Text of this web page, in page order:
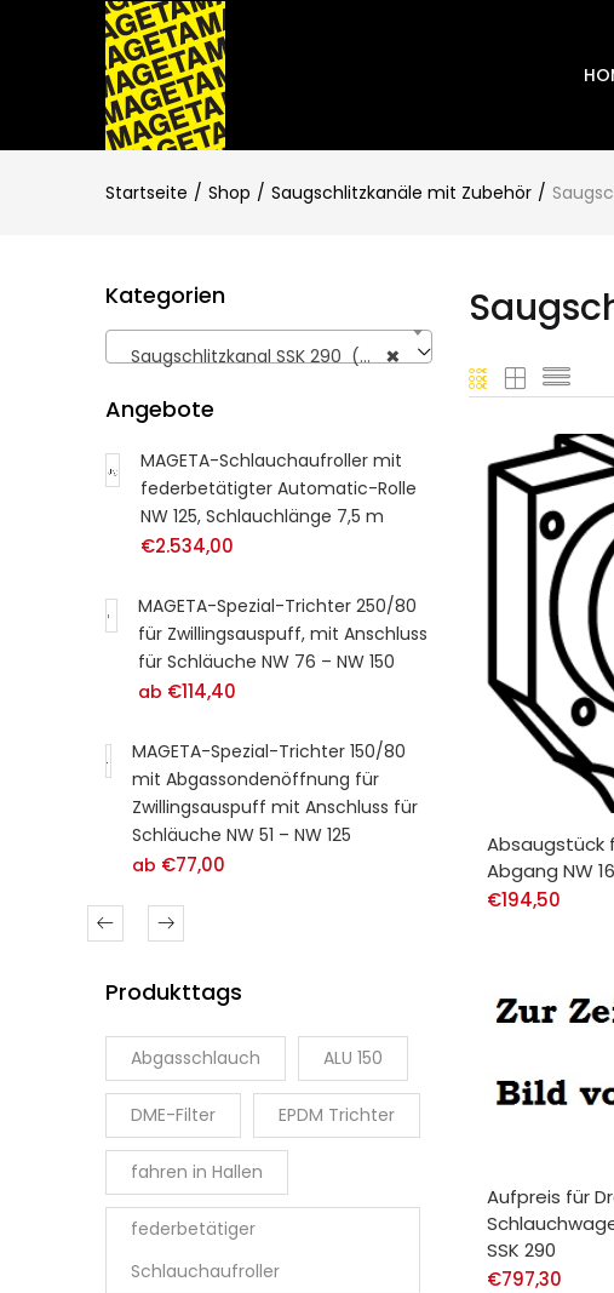
Startseite Shop Saugschlitzkanäle mit Zubehör
Absaugstück
Abgang NW
€194,50
Aufpreis für
SSK 290
€797,30
Kategorien
×
Saugschlitzkanal SSK 290 (39)
Angebote
MAGETA-Schlauchaufroller mit
federbetätigter Automatic-Rolle
NW 125, Schlauchlänge 7,5 m
€2.534,00
MAGETA-Spezial-Trichter 250/80
für Zwillingsauspuff, mit Anschluss
für Schläuche NW 76 – NW 150
ab €114,40
MAGETA-Spezial-Trichter 150/80
mit Abgassondenöffnung für
Zwillingsauspuff mit Anschluss für
Schläuche NW 51 – NW 125
ab €77,00
MAGETA-
180,00
MAGETA-
4-Kanal
€850,00
MAGETA-
Produkttags
Abgasschlauch ALU 150
DME-Filter EPDM Trichter
fahren in Hallen
federbetätiger
Schlauchaufroller